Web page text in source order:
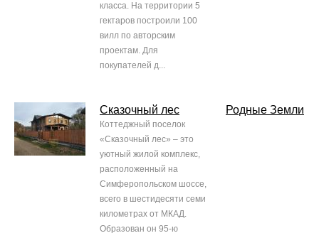
класса. На территории 5
гектаров построили 100
вилл по авторским
проектам. Для
покупателей д...
Сказочный лес
Коттеджный поселок
«Сказочный лес» – это
уютный жилой комплекс,
расположенный на
Симферопольском шоссе,
всего в шестидесяти семи
километрах от МКАД.
Образован он 95-ю
Родные Земли